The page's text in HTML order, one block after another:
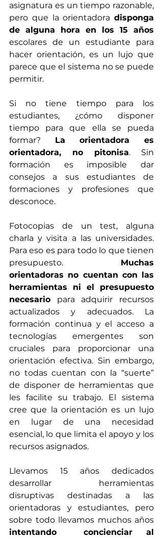
asignatura es un tiempo razonable,
pero que la orientadora disponga
escolares de un estudiante para
hacer orientación, es un lujo que
parece que el sistema no se puede
permitir.
Si no tiene tiempo para los
estudiantes, ¿cómo disponer
tiempo para que ella se pueda
formar? La orientadora es
orientadora, no pitonisa. Sin
formación es imposible dar
consejos a sus estudiantes de
formaciones y profesiones que
desconoce.
Fotocopias de un test, alguna
charla y visita a las universidades.
Para eso es para todo lo que tienen
presupuesto. Muchas
orientadoras no cuentan con las
herramientas ni el presupuesto
necesario para adquirir recursos
actualizados y adecuados. La
formación continua y el acceso a
tecnologías emergentes son
cruciales para proporcionar una
orientación efectiva. Sin embargo,
no todas cuentan con la “suerte”
de disponer de herramientas que
les facilite su trabajo. El sistema
cree que la orientación es un lujo
en lugar de una necesidad
esencial, lo que limita el apoyo y los
recursos asignados.
Llevamos 15 años dedicados
desarrollar herramientas
disruptivas destinadas a las
orientadoras y estudiantes, pero
intentando  concienciar al